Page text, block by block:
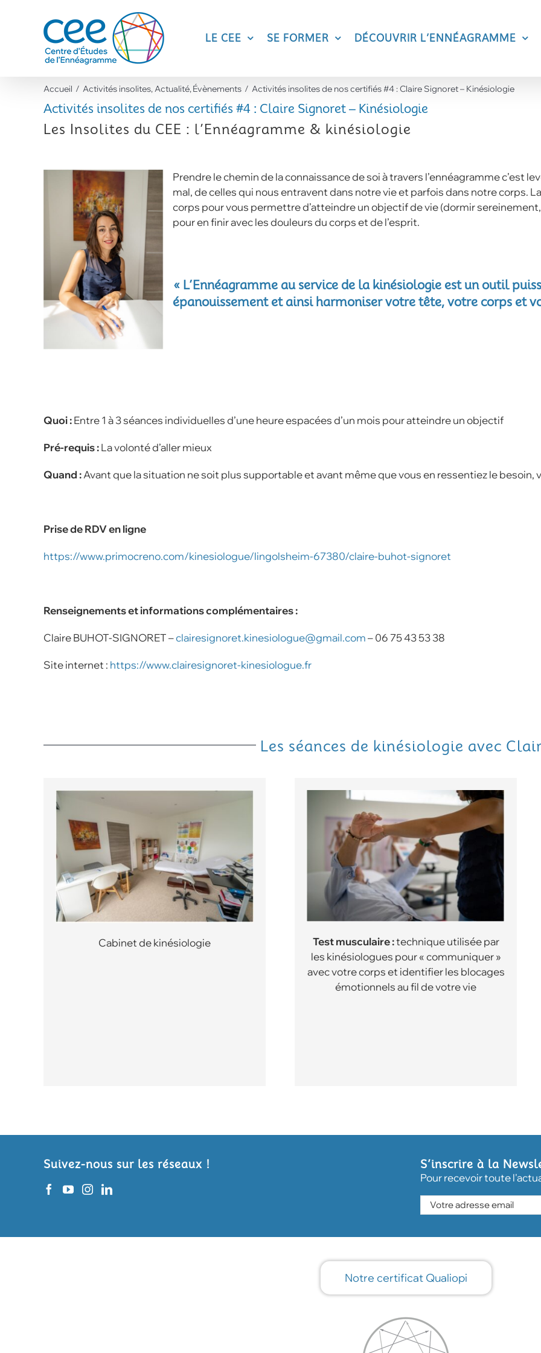
LE CEE SE FORMER DÉCOUVRIR L’ENNÉAGRAMME
Accueil Activités insolites Actualité Évènements Activités insolites de nos certifiés #4 : Claire Signoret – Kinésiologie
Activités insolites de nos certifiés #4 : Claire Signoret – Kinésiologie
Les Insolites du CEE : l’Ennéagramme & kinésiologie
Prendre le chemin de la connaissance de soi à travers l’ennéagramme c’est
mal, de celles qui nous entravent dans notre vie et parfois dans notre corps.
corps pour vous permettre d’atteindre un objectif de vie (dormir
pour en finir avec les douleurs du corps et de l’esprit.
« L’Ennéagramme au service de la kinésiologie est un outil
épanouissement et ainsi harmoniser votre tête, votre corps et
Quoi :Entre 1 à 3 séances individuelles d’une heure espacées d’un mois pour atteindre un objectif
Pré-requis :La volonté d’aller mieux
Quand :Avant que la situation ne soit plus supportable et avant même que vous en ressentiez le besoin,
Prise de RDV en ligne
https://www.primocreno.com/kinesiologue/lingolsheim-67380/claire-buhot-signoret
Renseignements et informations complémentaires :
Claire BUHOT-SIGNORET –clairesignoret.kinesiologue@gmail.com– 06 75 43 53 38
Site internet : https://www.clairesignoret-kinesiologue.fr
Les séances de kinésiologie avec
Cabinet de kinésiologie Test musculaire :technique utilisée par
les kinésiologues pour « communiquer »
avec votre corps et identifier les blocages
émotionnels au fil de votre vie
Suivez-nous sur les réseaux !
S’inscrire à la
Pour recevoir toute
Notre certificat Qualiopi